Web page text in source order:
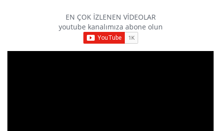
EN ÇOK İZLENEN VİDEOLAR
youtube kanalımıza abone olun